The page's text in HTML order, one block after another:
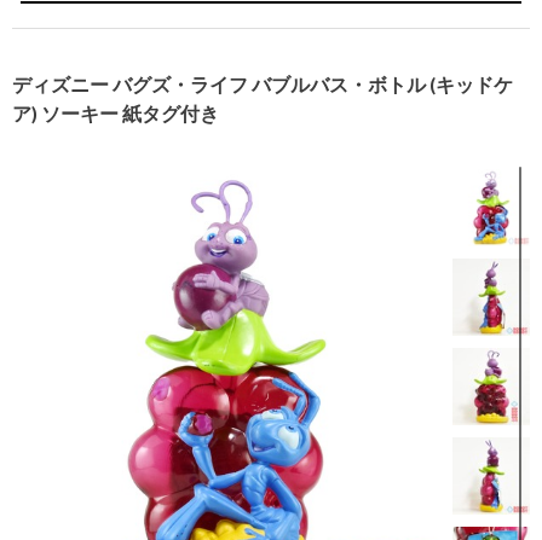
ディズニー バグズ・ライフ バブルバス・ボトル (キッドケ
ア) ソーキー 紙タグ付き